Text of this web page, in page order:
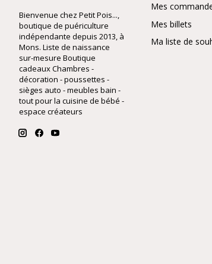
Bienvenue chez Petit Pois...,
boutique de puériculture
indépendante depuis 2013, à
Mons. Liste de naissance
sur-mesure Boutique
cadeaux Chambres -
décoration - poussettes -
sièges auto - meubles bain -
tout pour la cuisine de bébé -
espace créateurs
Mes
Mes billets
Ma liste de